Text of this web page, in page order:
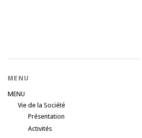
MENU
MENU
Vie de la Société
Présentation
Activités